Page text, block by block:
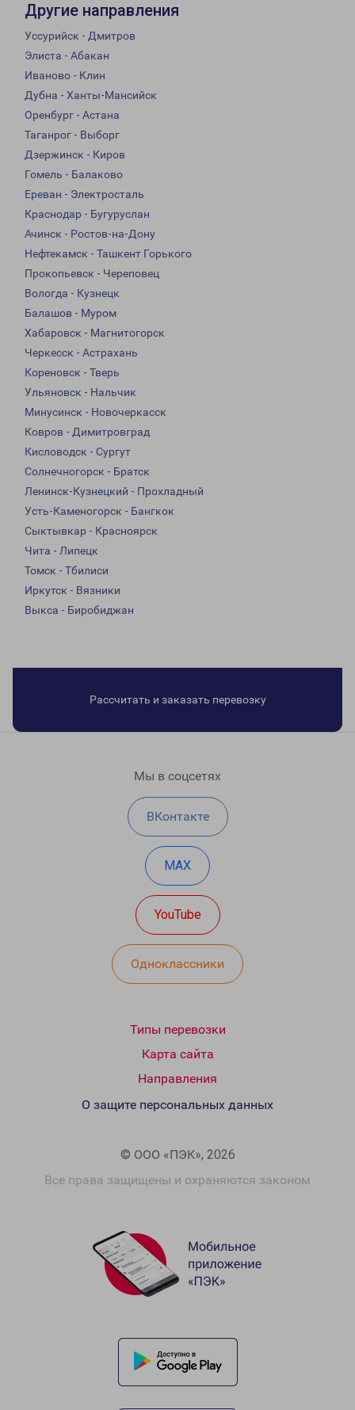
Другие направления
Уссурийск - Дмитров
Элиста - Абакан
Иваново - Клин
Дубна - Ханты-Мансийск
Оренбург - Астана
Таганрог - Выборг
Дзержинск - Киров
Гомель - Балаково
Ереван - Электросталь
Краснодар - Бугуруслан
Ачинск - Ростов-на-Дону
Нефтекамск - Ташкент Горького
Прокопьевск - Череповец
Вологда - Кузнецк
Балашов - Муром
Хабаровск - Магнитогорск
Черкесск - Астрахань
Кореновск - Тверь
Ульяновск - Нальчик
Минусинск - Новочеркасск
Ковров - Димитровград
Кисловодск - Сургут
Солнечногорск - Братск
Ленинск-Кузнецкий - Прохладный
Усть-Каменогорск - Бангкок
Сыктывкар - Красноярск
Чита - Липецк
Томск - Тбилиси
Иркутск - Вязники
Выкса - Биробиджан
Рассчитать и заказать перевозку
Мы в соцсетях
ВКонтакте
MAX
YouTube
Одноклассники
Типы перевозки
Карта сайта
Направления
© ООО «ПЭК», 2026
Все права защищены и охраняются законом
О защите персональных данных